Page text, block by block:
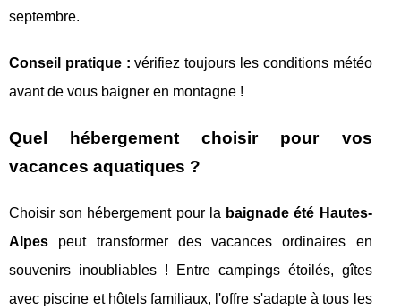
septembre.
Conseil pratique : vérifiez toujours les conditions météo
avant de vous baigner en montagne !
Quel hébergement choisir pour vos
vacances aquatiques ?
Choisir son hébergement pour la baignade été Hautes-
Alpes peut transformer des vacances ordinaires en
souvenirs inoubliables ! Entre campings étoilés, gîtes
avec piscine et hôtels familiaux, l'offre s'adapte à tous les